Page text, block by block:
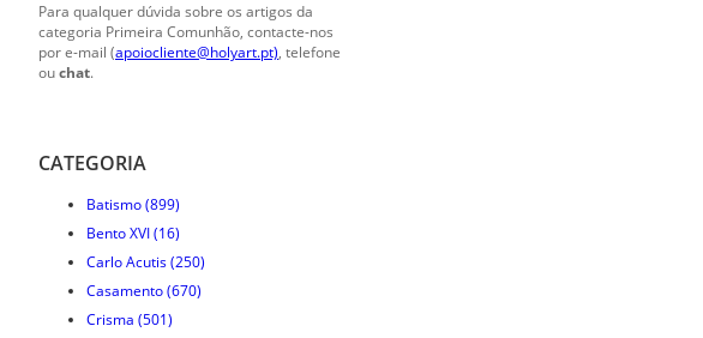
Para qualquer dúvida sobre os artigos da
categoria Primeira Comunhão, contacte-nos
por e-mail (apoiocliente@holyart.pt), telefone
ouchat.
CATEGORIA
Batismo(899)
Bento XVI(16)
Carlo Acutis(250)
Casamento(670)
Crisma (501)